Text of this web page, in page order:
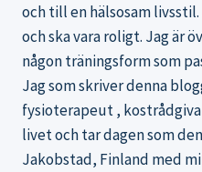
och till en hälsosam
och ska vara roligt. Jag är
någon träningsform som
Jag som skriver denna
fysioterapeut ,
livet och tar dagen som
Jakobstad, Finland med